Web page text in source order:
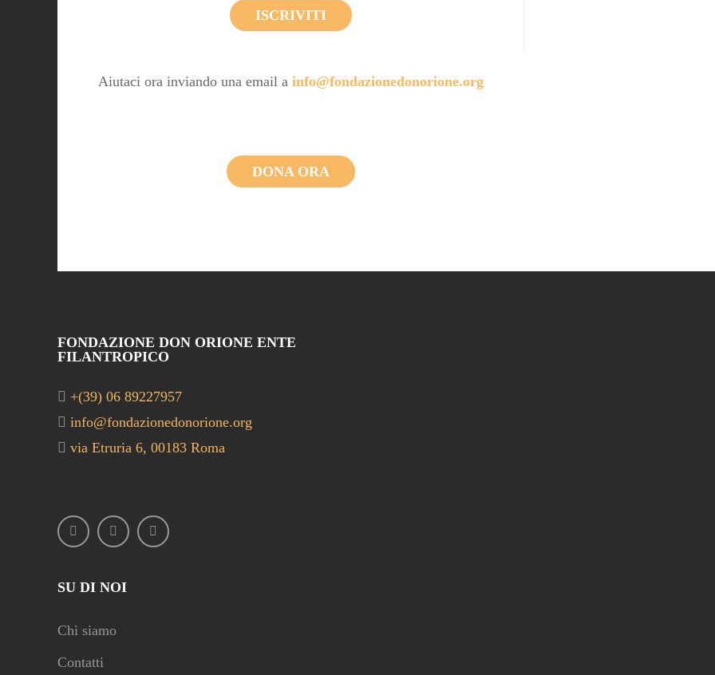
ISCRIVITI
Aiutaci ora inviando una email a info@fondazionedonorione.org
DONA ORA
FONDAZIONE DON ORIONE ENTE
FILANTROPICO
+(39) 06 89227957
info@fondazionedonorione.org
via Etruria 6, 00183 Roma
SU DI NOI
Chi siamo
Contatti